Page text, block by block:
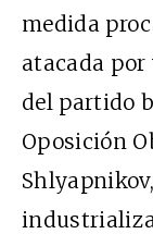
medida
atacada por
del partido
Oposición